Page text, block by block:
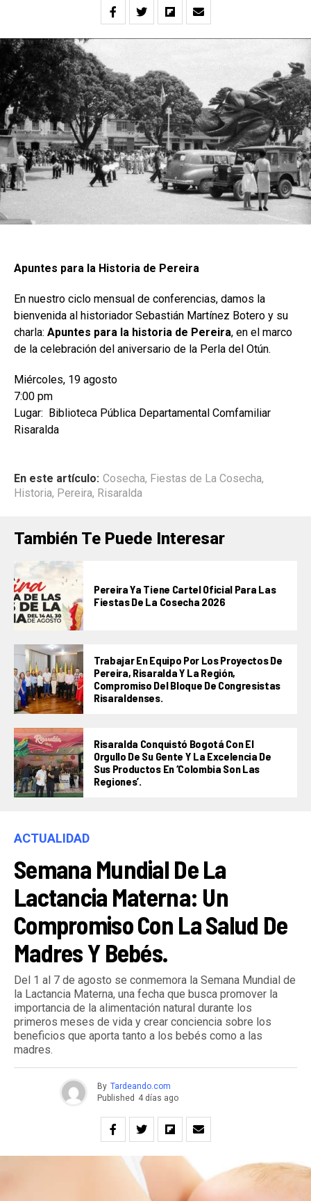
Apuntes para la Historia de Pereira
En nuestro ciclo mensual de conferencias, damos la
bienvenida al historiador Sebastián Martínez Botero y su
charla: Apuntes para la historia de Pereira, en el marco
de la celebración del aniversario de la Perla del Otún.
Miércoles, 19 agosto
7:00 pm
Lugar: Biblioteca Pública Departamental Comfamiliar
Risaralda
En este artículo: Cosecha, Fiestas de La Cosecha,
Historia, Pereira, Risaralda
También Te Puede Interesar
Pereira Ya Tiene Cartel Oficial Para Las
Fiestas De La Cosecha 2026
Trabajar En Equipo Por Los Proyectos De
Pereira, Risaralda Y La Región,
Compromiso Del Bloque De Congresistas
Risaraldenses.
Risaralda Conquistó Bogotá Con El
Orgullo De Su Gente Y La Excelencia De
Sus Productos En ‘Colombia Son Las
Regiones’.
ACTUALIDAD
Semana Mundial De La
Lactancia Materna: Un
Compromiso Con La Salud De
Madres Y Bebés.
Del 1 al 7 de agosto se conmemora la Semana Mundial de
la Lactancia Materna, una fecha que busca promover la
importancia de la alimentación natural durante los
primeros meses de vida y crear conciencia sobre los
beneficios que aporta tanto a los bebés como a las
madres.
By Tardeando.com
Published 4 días ago